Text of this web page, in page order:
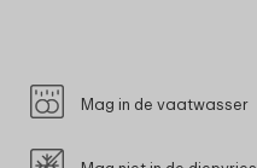
Mag in de vaatwasser